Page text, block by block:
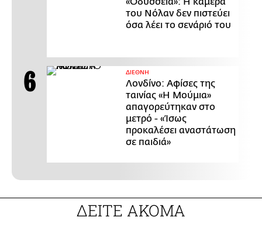
του Νόλαν δεν πιστεύει
όσα λέει το σενάριό του
ΔΙΕΘΝΗ
Λονδίνο: Αφίσες της
ταινίας «Η Μούμια»
απαγορεύτηκαν στο
μετρό - «Ίσως
προκαλέσει αναστάτωση
σε παιδιά»
ΔΕΙΤΕ ΑΚΟΜΑ